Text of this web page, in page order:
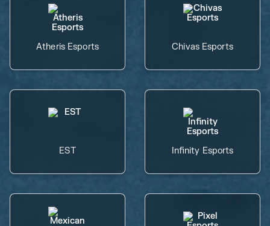
Atheris Esports Chivas Esports
EST Infinity Esports